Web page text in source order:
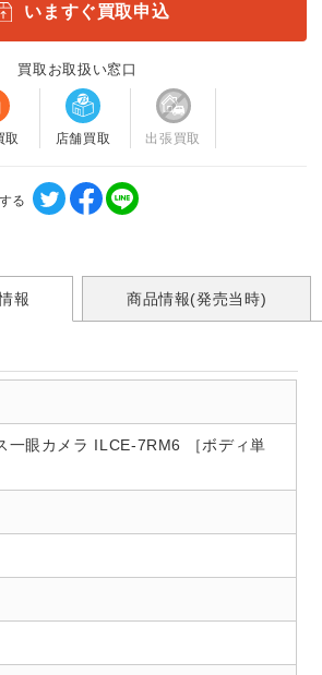
いますぐ買取申込
買取お取扱い窓口
取 店舗買取 出張買取
る
報 商品情報(発売当時)
一眼カメラ ILCE-7RM6 ［ボディ単